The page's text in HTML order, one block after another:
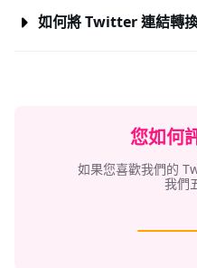
如何將 Twitter 連結轉
您如何
如果您喜歡我們的
我們